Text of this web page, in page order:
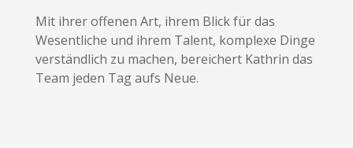
Mit ihrer offenen Art, ihrem Blick für das
Wesentliche und ihrem Talent, komplexe Dinge
verständlich zu machen, bereichert Kathrin das
Team jeden Tag aufs Neue.